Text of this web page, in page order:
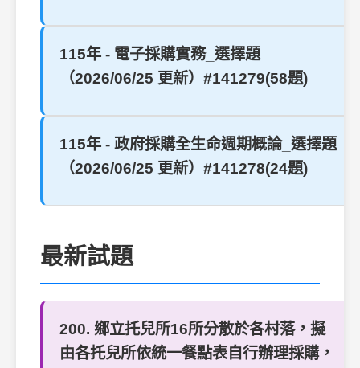
115年 - 電子採購實務_選擇題
（2026/06/25 更新）#141279(58題)
115年 - 政府採購全生命週期概論_選擇題
（2026/06/25 更新）#141278(24題)
最新試題
200. 鄉立托兒所16所分散於各村落，擬
由各托兒所依統一餐點表自行辦理採購，